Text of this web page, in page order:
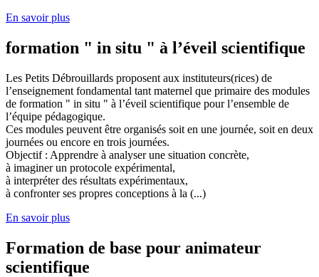
En savoir plus
formation " in situ " à l’éveil scientifique
Les Petits Débrouillards proposent aux instituteurs(rices) de
l’enseignement fondamental tant maternel que primaire des modules
de formation " in situ " à l’éveil scientifique pour l’ensemble de
l’équipe pédagogique.
Ces modules peuvent être organisés soit en une journée, soit en deux
journées ou encore en trois journées.
Objectif : Apprendre à analyser une situation concrète,
à imaginer un protocole expérimental,
à interpréter des résultats expérimentaux,
à confronter ses propres conceptions à la (...)
En savoir plus
Formation de base pour animateur
scientifique